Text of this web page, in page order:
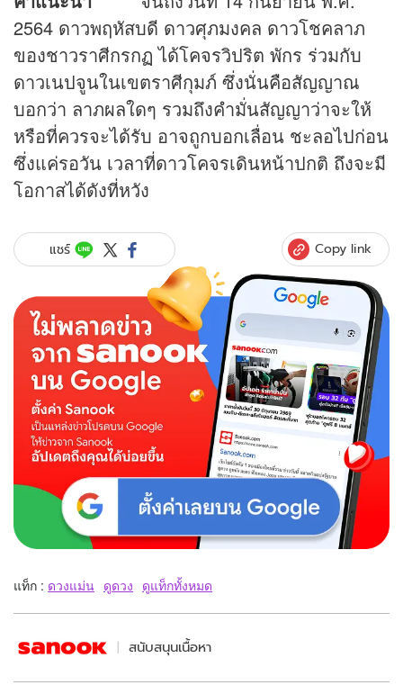
2564 ดาวพฤหัสบดี ดาวศุภมงคล ดาวโชคลาภ
ของชาวราศีกรกฏ ได้โคจรวิปริต พักร ร่วมกับ
ดาวเนปจูนในเขตราศีกุมภ์ ซึ่งนั่นคือสัญญาณ
บอกว่า ลาภผลใดๆ รวมถึงคำมั่นสัญญาว่าจะให้
หรือที่ควรจะได้รับ อาจถูกบอกเลื่อน ชะลอไปก่อน
ซึ่งแค่รอวัน เวลาที่ดาวโคจรเดินหน้าปกติ ถึงจะมี
โอกาสได้ดังที่หวัง
แชร์ Copy link
แท็ก : ดวงแม่น ดูดวง ดูแท็กทั้งหมด
สนับสนุนเนื้อหา